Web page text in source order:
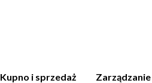
Kupno i sprzedaż